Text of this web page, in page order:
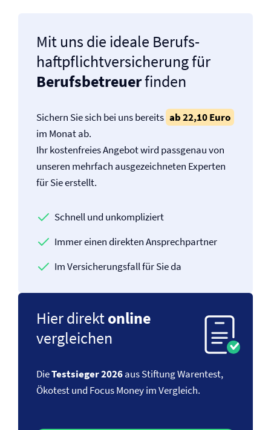
Mit uns die ideale Berufs­
haftpflicht­versicherung für
Berufsbetreuerfinden
Sichern Sie sich bei uns bereits ab 22,10 Euro
im Monat ab.
Ihr kostenfreies Angebot wird passgenau von
unseren mehrfach ausgezeichneten Experten
für Sie erstellt.
Schnell und unkompliziert
Immer einen direkten Ansprechpartner
Im Versicherungsfall für Sie da
Hier direktonline
vergleichen
DieTestsieger 2026aus Stiftung Warentest,
Ökotest und Focus Money im Vergleich.